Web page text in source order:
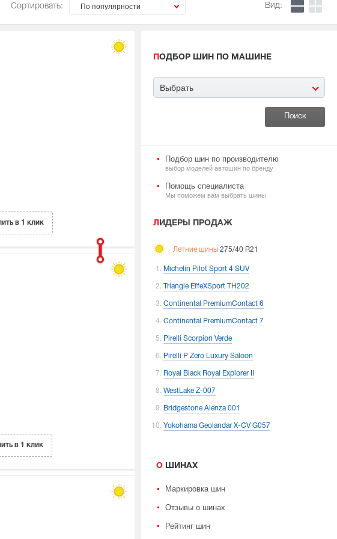
Сортировать: По популярности Вид:
в 1 клик
в 1 клик
ПОДБОР ШИН ПО МАШИНЕ
Выбрать
Подбор шин по производителю
выбор моделей автошин по бренду
Помощь специалиста
Мы поможем вам выбрать шины
ЛИДЕРЫ ПРОДАЖ
Летние шины 275/40 R21
Michelin Pilot Sport 4 SUV
Triangle EffeXSport TH202
Continental PremiumContact 6
Continental PremiumContact 7
Pirelli Scorpion Verde
Pirelli P Zero Luxury Saloon
Royal Black Royal Explorer II
WestLake Z-007
Bridgestone Alenza 001
Yokohama Geolandar X-CV G057
О ШИНАХ
Маркировка шин
Отзывы о шинах
Рейтинг шин